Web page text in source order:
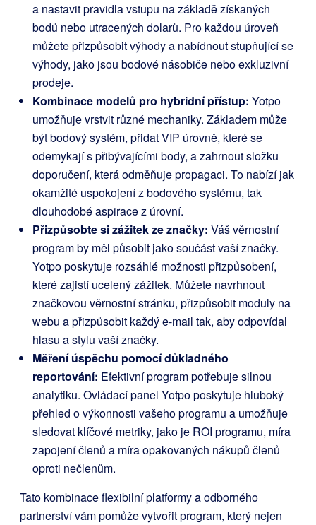
a nastavit pravidla vstupu na základě získaných
bodů nebo utracených dolarů. Pro každou úroveň
můžete přizpůsobit výhody a nabídnout stupňující se
výhody, jako jsou bodové násobiče nebo exkluzivní
prodeje.
Kombinace modelů pro hybridní přístup: Yotpo
umožňuje vrstvit různé mechaniky. Základem může
být bodový systém, přidat VIP úrovně, které se
odemykají s přibývajícími body, a zahrnout složku
doporučení, která odměňuje propagaci. To nabízí jak
okamžité uspokojení z bodového systému, tak
dlouhodobé aspirace z úrovní.
Přizpůsobte si zážitek ze značky: Váš věrnostní
program by měl působit jako součást vaší značky.
Yotpo poskytuje rozsáhlé možnosti přizpůsobení,
které zajistí ucelený zážitek. Můžete navrhnout
značkovou věrnostní stránku, přizpůsobit moduly na
webu a přizpůsobit každý e-mail tak, aby odpovídal
hlasu a stylu vaší značky.
Měření úspěchu pomocí důkladného
reportování: Efektivní program potřebuje silnou
analytiku. Ovládací panel Yotpo poskytuje hluboký
přehled o výkonnosti vašeho programu a umožňuje
sledovat klíčové metriky, jako je ROI programu, míra
zapojení členů a míra opakovaných nákupů členů
oproti nečlenům.
Tato kombinace flexibilní platformy a odborného
partnerství vám pomůže vytvořit program, který nejen